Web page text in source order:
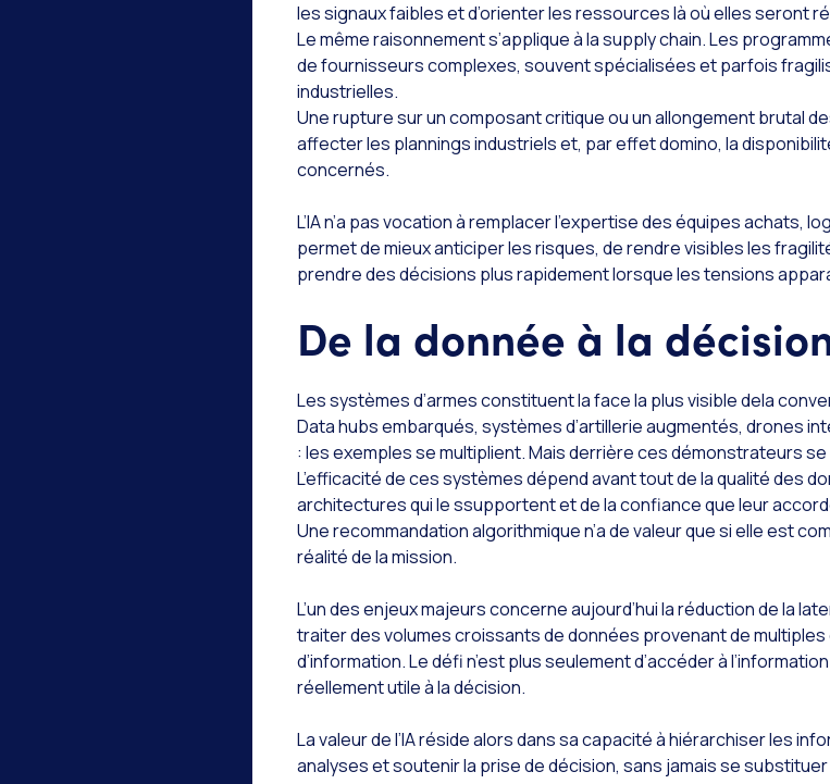
les signaux faibles et d’orienter les ressources là où elles seront
Le même raisonnement s’applique à la supply chain. Les
de fournisseurs complexes, souvent spécialisées et parfois
industrielles.
Une rupture sur un composant critique ou un allongement brutal
affecter les plannings industriels et, par effet domino, la
concernés.
L’IA n’a pas vocation à remplacer l’expertise des équipes achats,
permet de mieux anticiper les risques, de rendre visibles les
prendre des décisions plus rapidement lorsque les tensions
De la donnée à la
Les systèmes d’armes constituent la face la plus visible dela
Data hubs embarqués, systèmes d’artillerie augmentés, drones
: les exemples se multiplient. Mais derrière ces démonstrateurs
L’efficacité de ces systèmes dépend avant tout de la qualité des
architectures qui le ssupportent et de la confiance que leur
Une recommandation algorithmique n’a de valeur que si elle est
réalité de la mission.
L’un des enjeux majeurs concerne aujourd’hui la réduction de la
traiter des volumes croissants de données provenant de
d’information. Le défi n’est plus seulement d’accéder à
réellement utile à la décision.
La valeur de l’IA réside alors dans sa capacité à hiérarchiser les
analyses et soutenir la prise de décision, sans jamais se